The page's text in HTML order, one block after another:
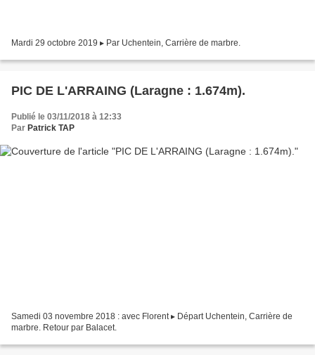
Mardi 29 octobre 2019 ▸ Par Uchentein, Carrière de marbre.
PIC DE L'ARRAING (Laragne : 1.674m).
Publié le 03/11/2018 à 12:33
Par Patrick TAP
Samedi 03 novembre 2018 : avec Florent ▸ Départ Uchentein, Carrière de
marbre. Retour par Balacet.